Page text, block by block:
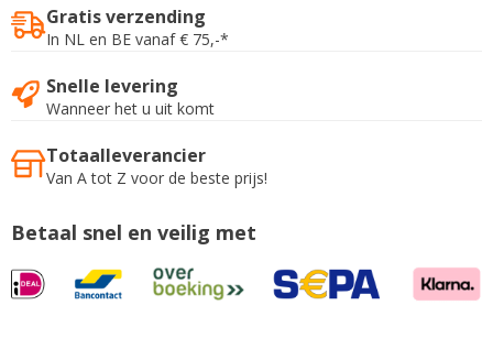
Gratis verzending
In NL en BE vanaf € 75,-*
Snelle levering
Wanneer het u uit komt
Totaalleverancier
Van A tot Z voor de beste prijs!
Betaal snel en veilig met